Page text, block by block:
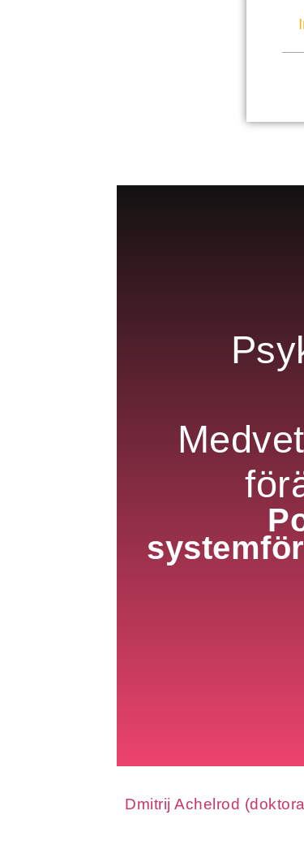
Dmitrij Achelrod